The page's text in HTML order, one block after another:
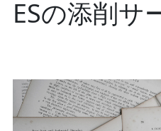
ESの添削サ